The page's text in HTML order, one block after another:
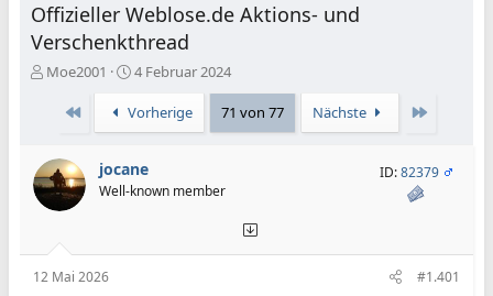
Offizieller Weblose.de Aktions- und
Verschenkthread
E
l
l
e
Moe2001
E
s
t
l
l
4 Februar 2024
Erste
Vorherige 71 von 77 Nächste
jocane
Well-known member
ID:82379
12 Mai 2026 #1.401